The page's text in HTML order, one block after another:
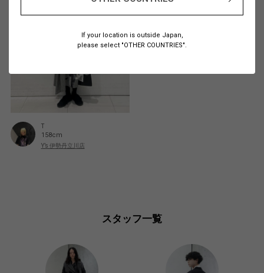
If your location is outside Japan,
please select "OTHER COUNTRIES".
158cm
Y’s 伊勢丹立川店
スタッフ一覧